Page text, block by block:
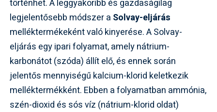
történhet. A leggyakoribb és gazdaságilag
legjelentősebb módszer a Solvay-eljárás
melléktermékeként való kinyerése. A Solvay-
eljárás egy ipari folyamat, amely nátrium-
karbonátot (szóda) állít elő, és ennek során
jelentős mennyiségű kalcium-klorid keletkezik
melléktermékként. Ebben a folyamatban ammónia,
szén-dioxid és sós víz (nátrium-klorid oldat)